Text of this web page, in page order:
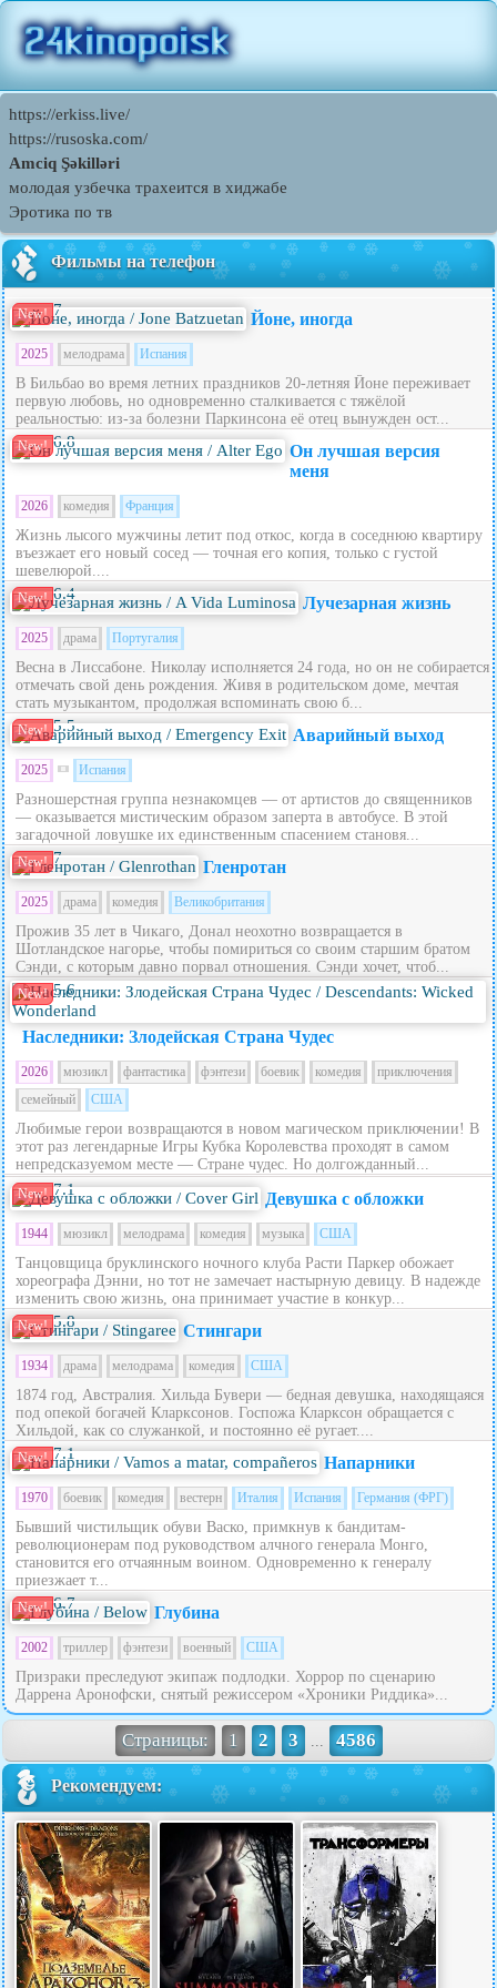
https://erkiss.live/
https://rusoska.com/
Amciq Şəkilləri
молодая узбечка трахеится в хиджабе
Эротика по тв
Фильмы на телефон
New! 7 Йоне, иногда
2025 мелодрама Испания
В Бильбао во время летних праздников 20‑летняя Йоне переживает
первую любовь, но одновременно сталкивается с тяжёлой
реальностью: из‑за болезни Паркинсона её отец вынужден ост...
New! 6.8
Он лучшая версия
меня
2026 комедия Франция
Жизнь лысого мужчины летит под откос, когда в соседнюю квартиру
въезжает его новый сосед — точная его копия, только с густой
шевелюрой....
New! 6.4 Лучезарная жизнь
2025 драма Португалия
Весна в Лиссабоне. Николау исполняется 24 года, но он не собирается
отмечать свой день рождения. Живя в родительском доме, мечтая
стать музыкантом, продолжая вспоминать свою б...
New! 5.5 Аварийный выход
2025 Испания
Разношерстная группа незнакомцев — от артистов до священников
— оказывается мистическим образом заперта в автобусе. В этой
загадочной ловушке их единственным спасением становя...
New! 7 Гленротан
2025 драма комедия Великобритания
Прожив 35 лет в Чикаго, Донал неохотно возвращается в
Шотландское нагорье, чтобы помириться со своим старшим братом
Сэнди, с которым давно порвал отношения. Сэнди хочет, чтоб...
New! 5.6
Наследники: Злодейская Страна Чудес
2026 мюзикл фантастика фэнтези боевик комедия
приключения
семейный
США
Любимые герои возвращаются в новом магическом приключении! В
этот раз легендарные Игры Кубка Королевства проходят в самом
непредсказуемом месте — Стране чудес. Но долгожданный...
New! 7.1 Девушка с обложки
1944 мюзикл мелодрама комедия музыка США
Танцовщица бруклинского ночного клуба Расти Паркер обожает
хореографа Дэнни, но тот не замечает настырную девицу. В надежде
изменить свою жизнь, она принимает участие в конкур...
New! 5.8 Стингари
1934 драма мелодрама комедия США
1874 год, Австралия. Хильда Бувери — бедная девушка, находящаяся
под опекой богачей Кларксонов. Госпожа Кларксон обращается с
Хильдой, как со служанкой, и постоянно её ругает....
New! 7.1 Напарники
1970 боевик комедия вестерн Италия Испания Германия (ФРГ)
Бывший чистильщик обуви Васко, примкнув к бандитам-
революционерам под руководством алчного генерала Монго,
становится его отчаянным воином. Одновременно к генералу
приезжает т...
New! 6.7 Глубина
2002 триллер фэнтези военный США
Призраки преследуют экипаж подлодки. Хоррор по сценарию
Даррена Аронофски, снятый режиссером «Хроники Риддика»...
Страницы: 1 2 3 ... 4586
Рекомендуем: